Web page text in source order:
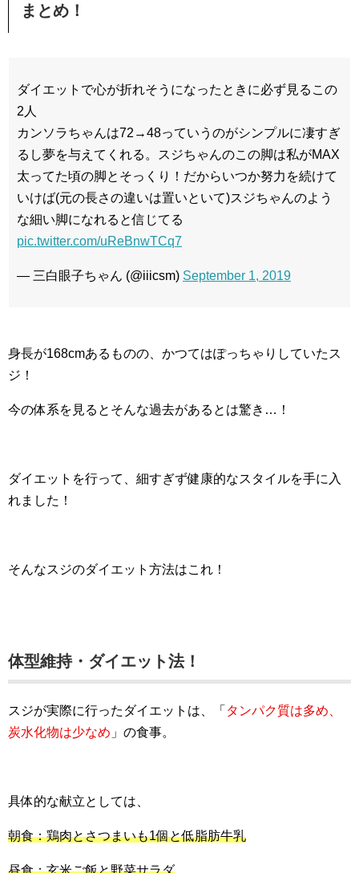
まとめ！
ダイエットで心が折れそうになったときに必ず見るこの
2人
カンソラちゃんは72→48っていうのがシンプルに凄すぎ
るし夢を与えてくれる。スジちゃんのこの脚は私がMAX
太ってた頃の脚とそっくり！だからいつか努力を続けて
いけば(元の長さの違いは置いといて)スジちゃんのよう
な細い脚になれると信じてる
pic.twitter.com/uReBnwTCq7
— 三白眼子ちゃん (@iiicsm) September 1, 2019
身長が168cmあるものの、かつてはぽっちゃりしていたス
ジ！
今の体系を見るとそんな過去があるとは驚き…！
ダイエットを行って、細すぎず健康的なスタイルを手に入
れました！
そんなスジのダイエット方法はこれ！
体型維持・ダイエット法！
スジが実際に行ったダイエットは、「 タンパク質は多め、
炭水化物は少なめ 」の食事。
具体的な献立としては、
朝食：鶏肉とさつまいも1個と低脂肪牛乳
昼食：玄米ご飯と野菜サラダ